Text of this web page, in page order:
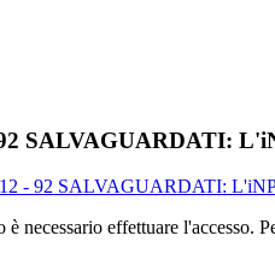
SALVAGUARDATI:
- 92 SALVAGUARDATI:
è necessario effettuare